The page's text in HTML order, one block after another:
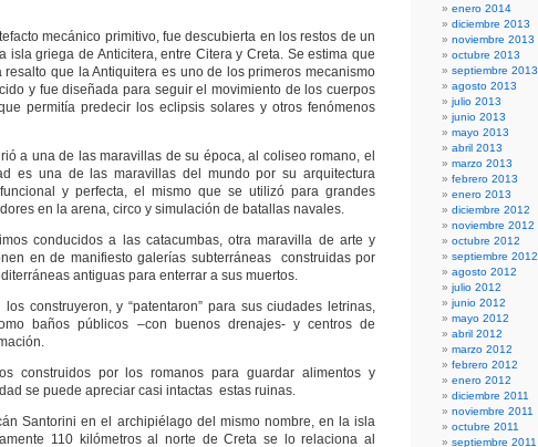
mecánico primitivo, fue descubierta en los restos de un
isla griega de Anticitera, entre Citera y Creta. Se estima que
que la Antiquitera es uno de los primeros mecanismo
y fue diseñada para seguir el movimiento de los cuerpos
permitía predecir los eclipsis solares y otros fenómenos
a una de las maravillas de su época, al coliseo romano, el
es una de las maravillas del mundo por su arquitectura
y perfecta, el mismo que se utilizó para grandes
en la arena, circo y simulación de batallas navales.
conducidos a las catacumbas, otra maravilla de arte y
en de manifiesto galerías subterráneas construidas por
antiguas para enterrar a sus muertos.
construyeron, y “patentaron” para sus ciudades letrinas,
baños públicos –con buenos drenajes- y centros de
construidos por los romanos para guardar alimentos y
se puede apreciar casi intactas estas ruinas.
Santorini en el archipiélago del mismo nombre, en la isla
110 kilómetros al norte de Creta se lo relaciona al
enero 2014
diciembre 2013
noviembre 2013
octubre 2013
septiembre 2013
agosto 2013
julio 2013
junio 2013
mayo 2013
abril 2013
marzo 2013
febrero 2013
enero 2013
diciembre 2012
noviembre 2012
octubre 2012
septiembre 2012
agosto 2012
julio 2012
junio 2012
mayo 2012
abril 2012
marzo 2012
febrero 2012
enero 2012
diciembre 2011
noviembre 2011
octubre 2011
septiembre 2011